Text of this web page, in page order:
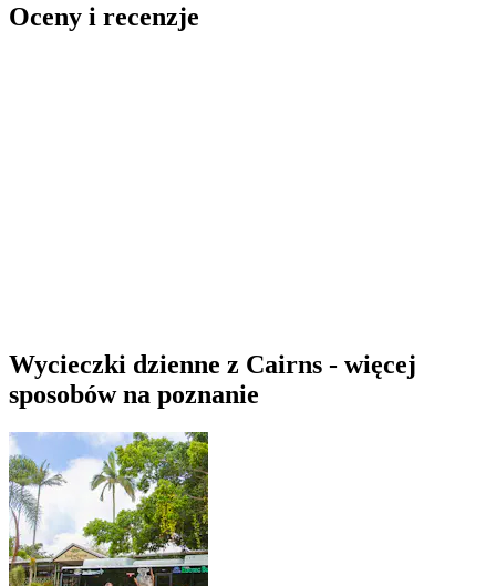
Oceny i recenzje
Wycieczki dzienne z Cairns - więcej
sposobów na poznanie